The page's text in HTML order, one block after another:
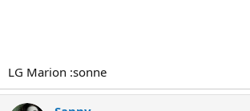
LG Marion :sonne